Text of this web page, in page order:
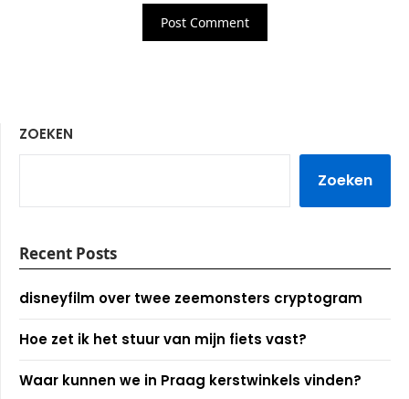
ZOEKEN
Zoeken
Recent Posts
disneyfilm over twee zeemonsters cryptogram
Hoe zet ik het stuur van mijn fiets vast?
Waar kunnen we in Praag kerstwinkels vinden?